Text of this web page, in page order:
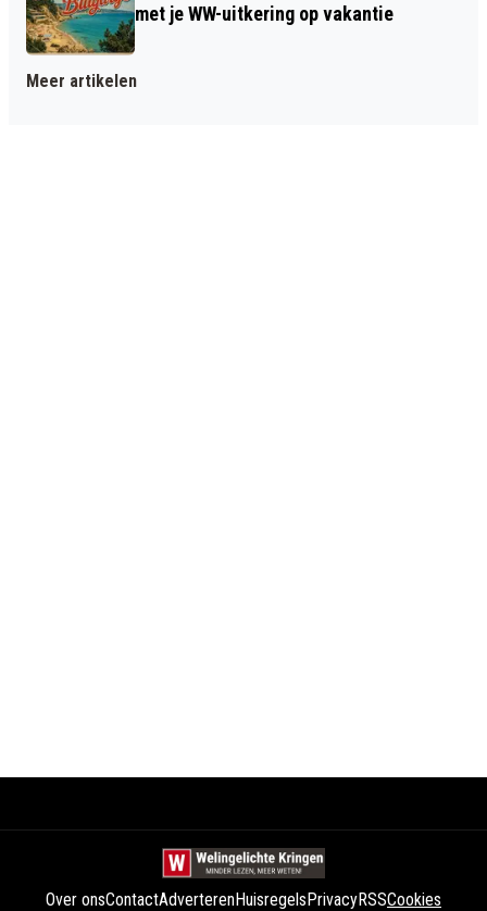
met je WW-uitkering op vakantie
Meer artikelen
Over onsContactAdverterenHuisregelsPrivacyRSSCookies